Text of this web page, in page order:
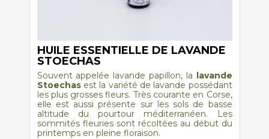
HUILE ESSENTIELLE DE LAVANDE
STOECHAS
Souvent appelée lavande papillon, la lavande
Stoechasest la variété de lavande possédant
les plus grosses fleurs. Très courante en Corse,
elle est aussi présente sur les sols de basse
altitude du pourtour méditerranéen. Les
sommités fleuries sont récoltées au début du
printemps en pleine floraison.